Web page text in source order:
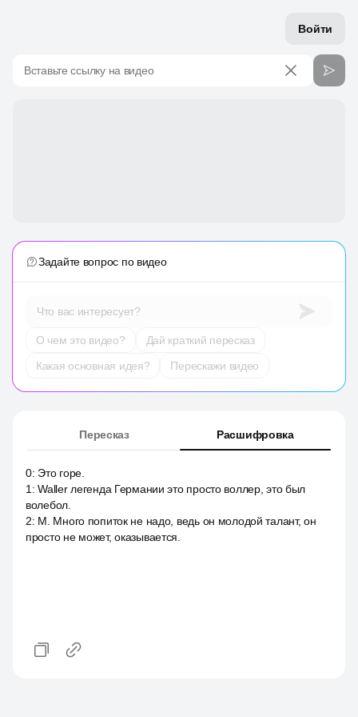
Войти
Вставьте ссылку на видео
Задайте вопрос по видео
Что вас интересует?
О чем это видео?
Дай краткий пересказ
Какая основная идея?
Перескажи видео
Пересказ Расшифровка
0: Это горе.
1 :Waller легенда Германии это просто воллер, это был
волебол.
2: M. Много попиток не надо, ведь он молодой талант, он
просто не может, оказывается.